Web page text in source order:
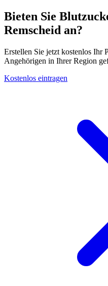
Bieten Sie
Remscheid an?
Erstellen Sie jetzt kostenlos Ihr
Angehörigen in Ihrer Region
Kostenlos eintragen